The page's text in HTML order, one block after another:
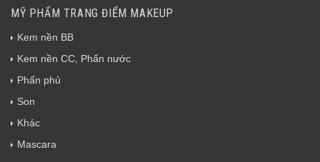
MỸ PHẨM TRANG ĐIỂM MAKEUP
Kem nền BB
Kem nền CC, Phấn nước
Phấn phủ
Son
Khác
Mascara